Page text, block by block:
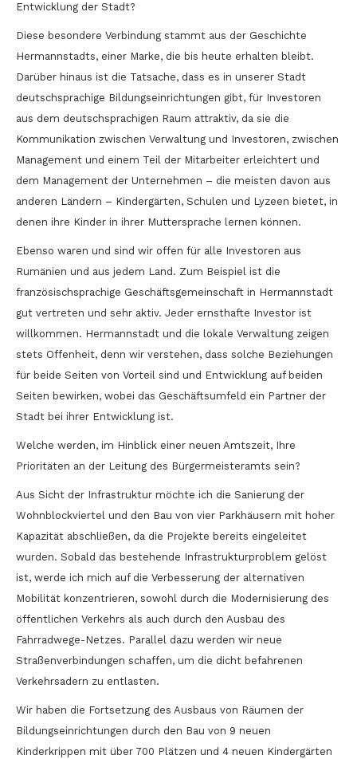
Entwicklung der Stadt?
Diese besondere Verbindung stammt aus der Geschichte
Hermannstadts, einer Marke, die bis heute erhalten bleibt.
Darüber hinaus ist die Tatsache, dass es in unserer Stadt
deutschsprachige Bildungseinrichtungen gibt, für Investoren
aus dem deutschsprachigen Raum attraktiv, da sie die
Kommunikation zwischen Verwaltung und Investoren, zwischen
Management und einem Teil der Mitarbeiter erleichtert und
dem Management der Unternehmen – die meisten davon aus
anderen Ländern – Kindergärten, Schulen und Lyzeen bietet, in
denen ihre Kinder in ihrer Muttersprache lernen können.
Ebenso waren und sind wir offen für alle Investoren aus
Rumänien und aus jedem Land. Zum Beispiel ist die
französischsprachige Geschäftsgemeinschaft in Hermannstadt
gut vertreten und sehr aktiv. Jeder ernsthafte Investor ist
willkommen. Hermannstadt und die lokale Verwaltung zeigen
stets Offenheit, denn wir verstehen, dass solche Beziehungen
für beide Seiten von Vorteil sind und Entwicklung auf beiden
Seiten bewirken, wobei das Geschäftsumfeld ein Partner der
Stadt bei ihrer Entwicklung ist.
Welche werden, im Hinblick einer neuen Amtszeit, Ihre
Prioritäten an der Leitung des Bürgermeisteramts sein?
Aus Sicht der Infrastruktur möchte ich die Sanierung der
Wohnblockviertel und den Bau von vier Parkhäusern mit hoher
Kapazität abschließen, da die Projekte bereits eingeleitet
wurden. Sobald das bestehende Infrastrukturproblem gelöst
ist, werde ich mich auf die Verbesserung der alternativen
Mobilität konzentrieren, sowohl durch die Modernisierung des
öffentlichen Verkehrs als auch durch den Ausbau des
Fahrradwege-Netzes. Parallel dazu werden wir neue
Straßenverbindungen schaffen, um die dicht befahrenen
Verkehrsadern zu entlasten.
Wir haben die Fortsetzung des Ausbaus von Räumen der
Bildungseinrichtungen durch den Bau von 9 neuen
Kinderkrippen mit über 700 Plätzen und 4 neuen Kindergärten